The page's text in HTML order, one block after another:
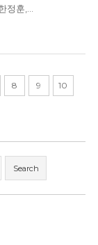
정훈,
밝혔다. □ 이번
신 공장 1개소를
8 9 10